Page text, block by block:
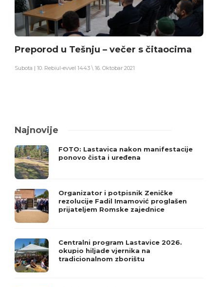
Preporod u Tešnju – večer s čitaocima
Subota | 10. Rebiul-evvel 1443 \ 16. Oktobar 2021
Najnovije
FOTO: Lastavica nakon manifestacije
ponovo čista i uređena
Organizator i potpisnik Zeničke
rezolucije Fadil Imamović proglašen
prijateljem Romske zajednice
Centralni program Lastavice 2026.
okupio hiljade vjernika na
tradicionalnom zborištu